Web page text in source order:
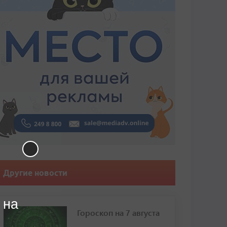
Другие новости
Гороскоп на 7 августа